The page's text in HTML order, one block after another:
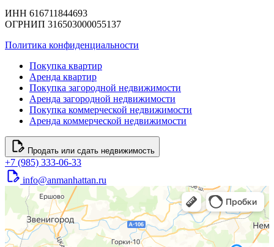
ИНН 616711844693
ОГРНИП 316503000055137
Политика конфиденциальности
Покупка квартир
Аренда квартир
Покупка загородной недвижимости
Аренда загородной недвижимости
Покупка коммерческой недвижимости
Аренда коммерческой недвижимости
Продать или сдать недвижимость
+7 (985) 333-06-33
info@anmanhattan.ru